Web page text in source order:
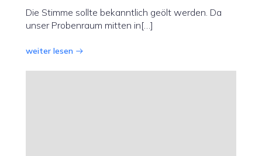
Die Stimme sollte bekanntlich geölt werden. Da
unser Probenraum mitten in[…]
weiter lesen